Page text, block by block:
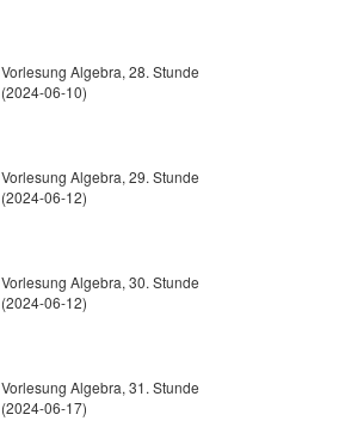
Vorlesung Algebra, 28. Stunde
(2024-06-10)
Vorlesung Algebra, 29. Stunde
(2024-06-12)
Vorlesung Algebra, 30. Stunde
(2024-06-12)
Vorlesung Algebra, 31. Stunde
(2024-06-17)